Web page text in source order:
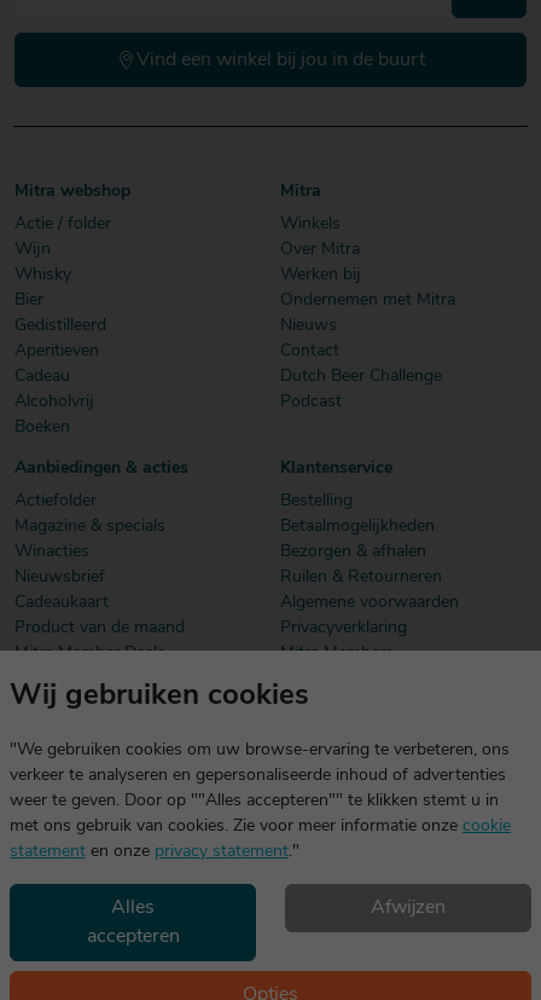
Vind een winkel bij jou in de buurt
Mitra webshop
Actie / folder
Wijn
Whisky
Bier
Gedistilleerd
Aperitieven
Cadeau
Alcoholvrij
Boeken
Mitra
Winkels
Over Mitra
Werken bij
Ondernemen met Mitra
Nieuws
Contact
Dutch Beer Challenge
Podcast
Aanbiedingen & acties
Actiefolder
Magazine & specials
Winacties
Nieuwsbrief
Cadeaukaart
Product van de maand
Mitra Member Deals
Klantenservice
Bestelling
Betaalmogelijkheden
Bezorgen & afhalen
Ruilen & Retourneren
Algemene voorwaarden
Privacyverklaring
Mitra Members
Download onze app
dezelfde gegevens die je voor mitra.nl gebruikt.
Geniet, maar drink met mate. Geen 18 geen alcohol
©2026 Mitra -Disclaimerencopyright- Verantwoord
Wij gebruiken cookies
"We gebruiken cookies om uw browse-ervaring te verbeteren, ons
verkeer te analyseren en gepersonaliseerde inhoud of advertenties
weer te geven. Door op ""Alles accepteren"" te klikken stemt u in
met ons gebruik van cookies. Zie voor meer informatie onze cookie
statement en onze privacy statement."
Alles
accepteren
Afwijzen
Opties